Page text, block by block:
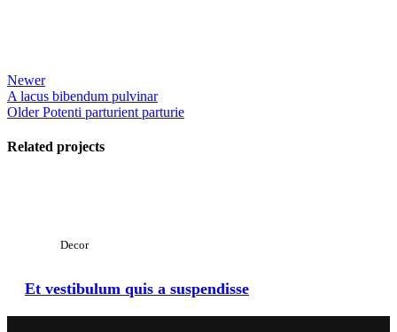
Newer
A lacus bibendum pulvinar
Older Potenti parturient parturie
Related projects
Decor
Et vestibulum quis a suspendisse